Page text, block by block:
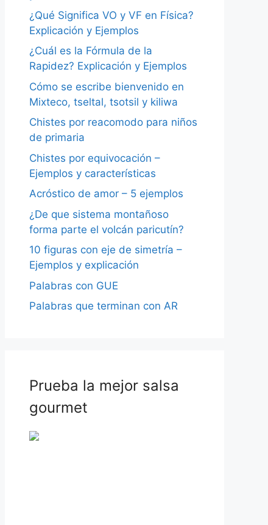
¿Qué Significa VO y VF en Física?
Explicación y Ejemplos
¿Cuál es la Fórmula de la
Rapidez? Explicación y Ejemplos
Cómo se escribe bienvenido en
Mixteco, tseltal, tsotsil y kiliwa
Chistes por reacomodo para niños
de primaria
Chistes por equivocación –
Ejemplos y características
Acróstico de amor – 5 ejemplos
¿De que sistema montañoso
forma parte el volcán paricutín?
10 figuras con eje de simetría –
Ejemplos y explicación
Palabras con GUE
Palabras que terminan con AR
Prueba la mejor salsa
gourmet